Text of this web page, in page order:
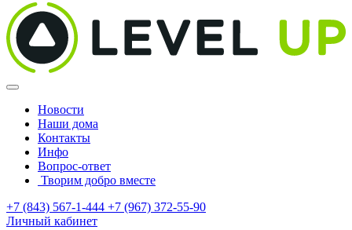
Новости
Наши дома
Контакты
Инфо
Вопрос-ответ
Творим добро вместе
+7 (843) 567-1-444 +7 (967) 372-55-90
Личный кабинет